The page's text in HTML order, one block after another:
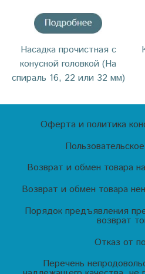
Насадка прочистная с
конусной головкой (На
спираль 16, 22 или 32 мм)
Оферта и политика
Возврат и обмен товара
Возврат и обмен товара
Порядок предъявления
возврат
Отказ от
Перечень